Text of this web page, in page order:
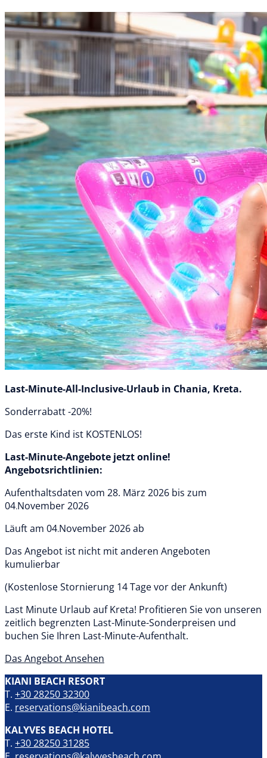
Last-Minute-All-Inclusive-Urlaub in Chania, Kreta.
Sonderrabatt -20%!
Das erste Kind ist KOSTENLOS!
Last-Minute-Angebote jetzt online!
Angebotsrichtlinien:
Aufenthaltsdaten vom 28. März 2026 bis zum
04.November 2026
Läuft am 04.November 2026 ab
Das Angebot ist nicht mit anderen Angeboten
kumulierbar
(Kostenlose Stornierung 14 Tage vor der Ankunft)
Last Minute Urlaub auf Kreta! Profitieren Sie von unseren
zeitlich begrenzten Last-Minute-Sonderpreisen und
buchen Sie Ihren Last-Minute-Aufenthalt.
Das Angebot Ansehen
KIANI BEACH RESORT
T. +30 28250 32300
E. reservations@kianibeach.com
KALYVES BEACH HOTEL
T. +30 28250 31285